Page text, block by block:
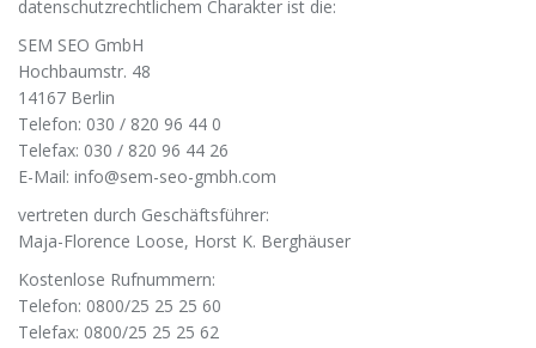
datenschutzrechtlichem Charakter ist die:
SEM SEO GmbH
Hochbaumstr. 48
14167 Berlin
Telefon: 030 / 820 96 44 0
Telefax: 030 / 820 96 44 26
E-Mail: info@sem-seo-gmbh.com
vertreten durch Geschäftsführer:
Maja-Florence Loose, Horst K. Berghäuser
Kostenlose Rufnummern:
Telefon: 0800/25 25 25 60
Telefax: 0800/25 25 25 62